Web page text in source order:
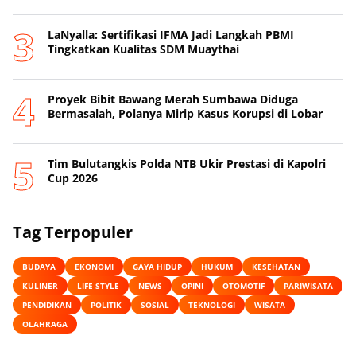
LaNyalla: Sertifikasi IFMA Jadi Langkah PBMI
Tingkatkan Kualitas SDM Muaythai
Proyek Bibit Bawang Merah Sumbawa Diduga
Bermasalah, Polanya Mirip Kasus Korupsi di Lobar
Tim Bulutangkis Polda NTB Ukir Prestasi di Kapolri
Cup 2026
Tag Terpopuler
BUDAYA EKONOMI GAYA HIDUP HUKUM
KESEHATAN
KULINER
LIFE STYLE NEWS OPINI OTOMOTIF
PARIWISATA
PENDIDIKAN
POLITIK SOSIAL TEKNOLOGI
WISATA
OLAHRAGA